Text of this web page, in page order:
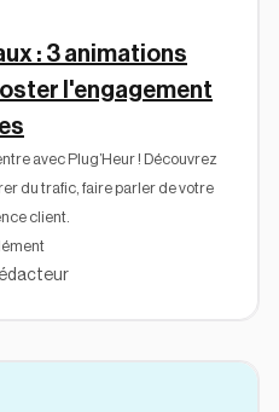
: 3 animations
l'engagement
avec Plug’Heur ! Découvrez
du trafic, faire parler de votre
client.